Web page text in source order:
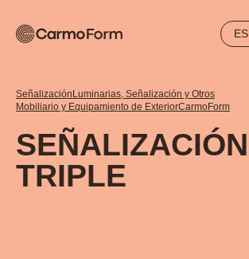
ES
Señalización Luminarias, Señalización y Otros
Mobiliario y Equipamiento de ExteriorCarmoForm
SEÑALIZACIÓN
TRIPLE